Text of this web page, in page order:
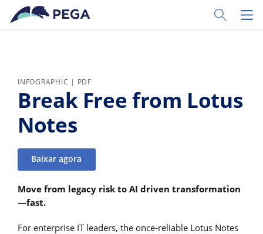
Pular para o conteúdo principal
Toggle
INFOGRAPHIC | PDF
Break Free from Lotus
Notes
Baixar agora
Move from legacy risk to AI driven transformation
—fast.
For enterprise IT leaders, the once-reliable Lotus Notes